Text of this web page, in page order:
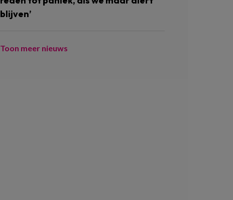
blijven’
Toon meer nieuws